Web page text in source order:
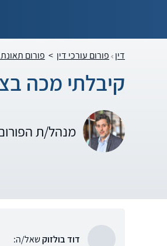
דין פורום עורכי דין > פורום
קיבלתי מכה
מנהל/ת
דוד בולזוקשאל/ה: